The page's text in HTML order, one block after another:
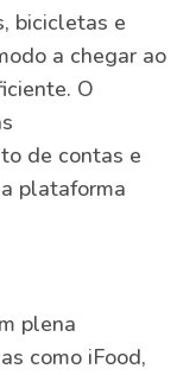
bicicletas e
a chegar ao
O
de contas e
plataforma
plena
como iFood,